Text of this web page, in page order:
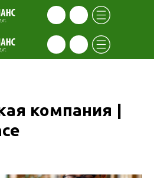
компания |